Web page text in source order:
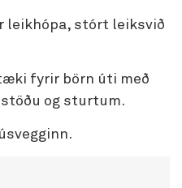
leikhópa, stórt leiksvið
fyrir börn úti með
og sturtum.